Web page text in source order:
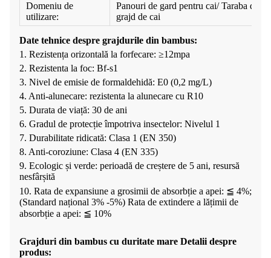
Domeniu de
utilizare:
Panouri de gard pentru cai/ Taraba de
grajd de cai
Date tehnice despre grajdurile din bambus:
1. Rezistența orizontală la forfecare: ≥12mpa
2. Rezistenta la foc: Bf-s1
3. Nivel de emisie de formaldehidă: E0 (0,2 mg/L)
4. Anti-alunecare: rezistenta la alunecare cu R10
5. Durata de viață: 30 de ani
6. Gradul de protecție împotriva insectelor: Nivelul 1
7. Durabilitate ridicată: Clasa 1 (EN 350)
8. Anti-coroziune: Clasa 4 (EN 335)
9. Ecologic și verde: perioadă de creștere de 5 ani, resursă
nesfârșită
10. Rata de expansiune a grosimii de absorbție a apei: ≦ 4%;
(Standard național 3% -5%) Rata de extindere a lățimii de
absorbție a apei: ≦ 10%
Grajduri din bambus cu duritate mare Detalii despre
produs: